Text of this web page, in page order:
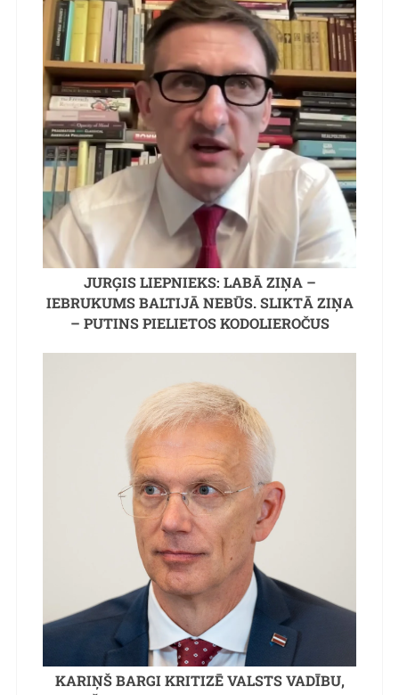
JURĢIS LIEPNIEKS: LABĀ ZIŅA –
IEBRUKUMS BALTIJĀ NEBŪS. SLIKTĀ ZIŅA
– PUTINS PIELIETOS KODOLIEROČUS
KARIŅŠ BARGI KRITIZĒ VALSTS VADĪBU,